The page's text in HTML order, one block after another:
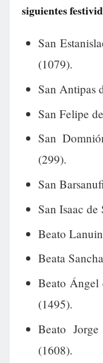
siguientes
San
(1079).
San Antipas
San Felipe
San
(299).
San
San Isaac
Beato
Beata
Beato Ángel
(1495).
Beato
(1608).